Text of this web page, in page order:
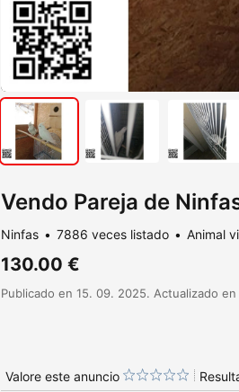
Vendo Pareja de
Ninfas 7886 veces listado Animal
130.00 €
Publicado en 15. 09. 2025. Actualizado
Valore este anuncio